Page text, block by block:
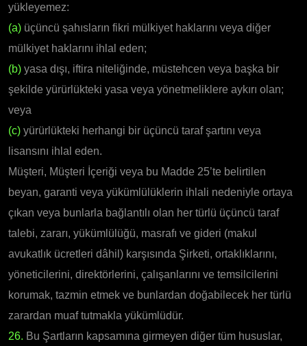
yükleyemez:
(a) üçüncü şahısların fikri mülkiyet haklarını veya diğer
mülkiyet haklarını ihlal eden;
(b) yasa dışı, iftira niteliğinde, müstehcen veya başka bir
şekilde yürürlükteki yasa veya yönetmeliklere aykırı olan;
veya
(c) yürürlükteki herhangi bir üçüncü taraf şartını veya
lisansını ihlal eden.
Müşteri, Müşteri İçeriği veya bu Madde 25’te belirtilen
beyan, garanti veya yükümlülüklerin ihlali nedeniyle ortaya
çıkan veya bunlarla bağlantılı olan her türlü üçüncü taraf
talebi, zararı, yükümlülüğü, masrafı ve gideri (makul
avukatlık ücretleri dâhil) karşısında Şirketi, ortaklıklarını,
yöneticilerini, direktörlerini, çalışanlarını ve temsilcilerini
korumak, tazmin etmek ve bunlardan doğabilecek her türlü
zarardan muaf tutmakla yükümlüdür.
26. Bu Şartların kapsamına girmeyen diğer tüm hususlar,